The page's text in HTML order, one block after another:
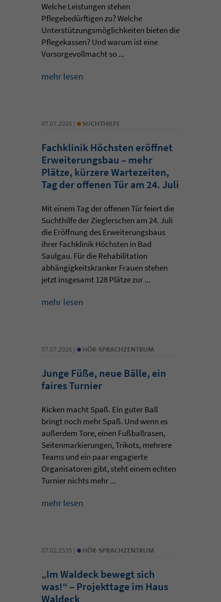
Welche Leistungen stehen
Pflegebedürftigen zu? Welche
Unterstützungsmöglichkeiten bieten die
Pflegekassen? Und warum ist eine
Vorsorgevollmacht so ...
mehr lesen
07.07.2026 | • SUCHTHILFE
Fachklinik Höchsten eröffnet
Erweiterungsbau – mehr
Plätze, kürzere Wartezeiten,
Tag der offenen Tür am 24. Juli
Mit einem Tag der offenen Tür feiert die
Suchthilfe der Zieglerschen am 24. Juli
die Eröffnung des Erweiterungsbaus
ihrer Fachklinik Höchsten in Bad
Saulgau. Für die Rehabilitation
abhängigkeitskranker Frauen stehen
jetzt insgesamt 128 Plätze zur ...
mehr lesen
07.07.2026 | • HÖR-SPRACHZENTRUM
Junge Füße, neue Bälle, ein
faires Turnier
Kicken macht Spaß. Ein guter Ball
bringt noch mehr Spaß. Und wenn es
außerdem Tore, einen Fußballrasen,
Seitenmarkierungen, Trikots, mehrere
Teams und ein paar engagierte
Organisatoren gibt, steht einem echten
Turnier nichts mehr ...
mehr lesen
07.02.2535 | • HÖR-SPRACHZENTRUM
„Im Waldeck bewegt sich
was!“ – Projekttage im Haus
Waldeck